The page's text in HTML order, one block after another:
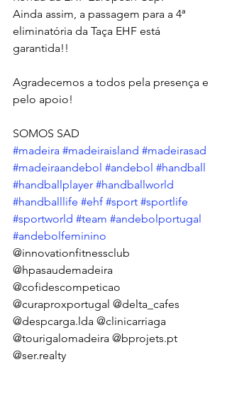
Ainda assim, a passagem para a 4ª
eliminatória da Taça EHF está
garantida!!
Agradecemos a todos pela presença e
pelo apoio!
SOMOS SAD
#madeira #madeiraisland #madeirasad
#madeiraandebol #andebol #handball
#handballplayer #handballworld
#handballlife #ehf #sport #sportlife
#sportworld #team #andebolportugal
#andebolfeminino
@innovationfitnessclub
@hpasaudemadeira
@cofidescompeticao
@curaproxportugal @delta_cafes
@despcarga.lda @clinicarriaga
@tourigalomadeira @bprojets.pt
@ser.realty